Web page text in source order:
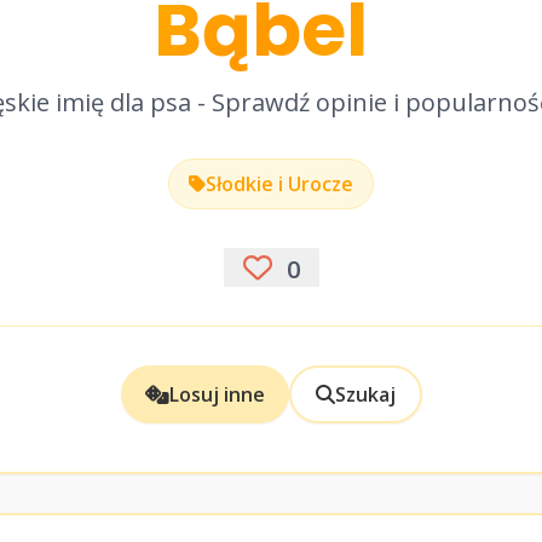
Bąbel
imię dla psa - Sprawdź opinie i
Słodkie i Urocze
0
Losuj inne Szukaj